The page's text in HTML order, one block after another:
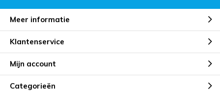
Meer informatie
Klantenservice
Mijn account
Categorieën